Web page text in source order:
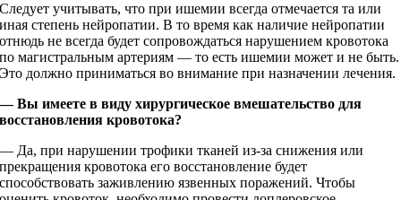
Следует учитывать, что при ишемии всегда отмечается та или
иная степень нейропатии. В то время как наличие нейропатии
отнюдь не всегда будет сопровождаться нарушением кровотока
по магистральным артериям — то есть ишемии может и не быть.
Это должно приниматься во внимание при назначении лечения.
— Вы имеете в виду хирургическое вмешательство для
восстановления кровотока?
— Да, при нарушении трофики тканей из-за снижения или
прекращения кровотока его восстановление будет
способствовать заживлению язвенных поражений. Чтобы